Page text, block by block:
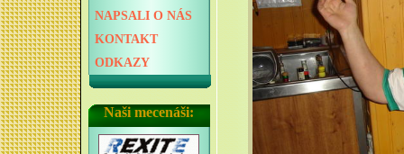
NAPSALI O NÁS
KONTAKT
ODKAZY
Naši mecenáši: